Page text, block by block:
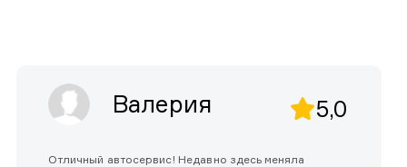
Валерия 5,0
Отличный автосервис! Недавно здесь меняла